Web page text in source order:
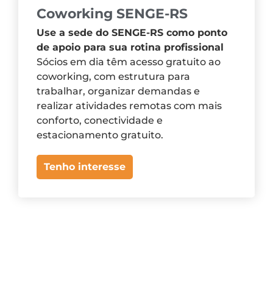
Coworking SENGE-RS
Use a sede do SENGE-RS como ponto
de apoio para sua rotina profissional
Sócios em dia têm acesso gratuito ao
coworking, com estrutura para
trabalhar, organizar demandas e
realizar atividades remotas com mais
conforto, conectividade e
estacionamento gratuito.
Tenho interesse